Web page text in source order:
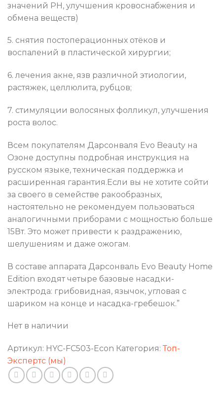
значений РН, улучшения кровоснабжения и
обмена веществ)
5. снятия постоперационных отёков и
воспалений в пластической хирургии;
6. лечения акне, язв различной этиологии,
растяжек, целлюлита, рубцов;
7. стимуляции волосяных фолликул, улучшения
роста волос.
Всем покупателям Дарсонваля Evo Beauty на
Озоне доступны подробная инструкция на
русском языке, техническая поддержка и
расширенная гарантия.Если вы не хотите сойти
за своего в семействе ракообразных,
настоятельно не рекомендуем пользоваться
аналогичными приборами с мощностью больше
15Вт. Это может привести к раздражению,
шелушениям и даже ожогам.
В составе аппарата Дарсонваль Evo Beauty Home
Edition входят четыре базовые насадки-
электрода: грибовидная, язычок, угловая с
шариком на конце и насадка-гребешок.”
Нет в наличии
Артикул: HYC-FC503-Econ Категория: Топ-
Экспертс (мы)